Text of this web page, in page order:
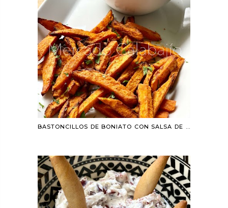
BASTONCILLOS DE BONIATO CON SALSA DE CHIPOTLE (EN AIRFRYER)